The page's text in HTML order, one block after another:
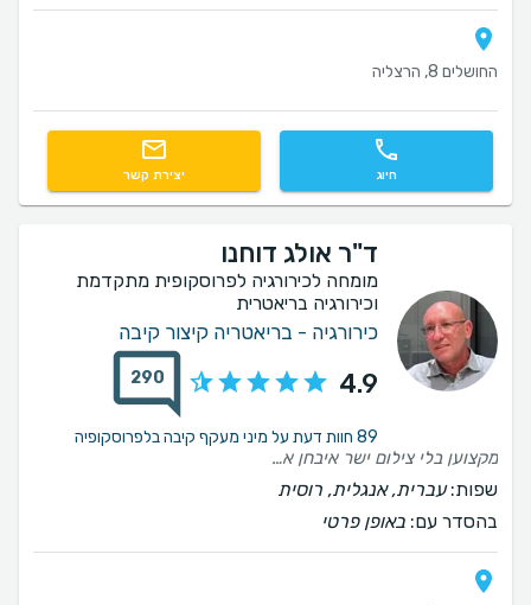
החושלים 8, הרצליה
חיוג יצירת קשר
ד"ר אולג דוחנו
מומחה לכירורגיה לפרוסקופית מתקדמת
וכירורגיה בריאטרית
כירורגיה - בריאטריה קיצור קיבה
4.9
290
89 חוות דעת על מיני מעקף קיבה בלפרוסקופיה
מקצוען בלי צילום ישר איבחן את הבעיה בצורה מדוייקת
שפות:עברית, אנגלית, רוסית
בהסדר עם: באופן פרטי